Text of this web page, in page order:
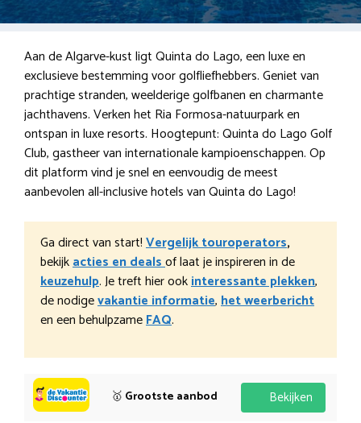
Aan de Algarve-kust ligt Quinta do Lago, een luxe en
exclusieve bestemming voor golfliefhebbers. Geniet van
prachtige stranden, weelderige golfbanen en charmante
jachthavens. Verken het Ria Formosa-natuurpark en
ontspan in luxe resorts. Hoogtepunt: Quinta do Lago Golf
Club, gastheer van internationale kampioenschappen. Op
dit platform vind je snel en eenvoudig de meest
aanbevolen all-inclusive hotels van Quinta do Lago!
Ga direct van start!Vergelijk touroperators,
bekijkacties en dealsof laat je inspireren in de
keuzehulp. Je treft hier ookinteressante plekken,
de nodigevakantie informatie,het weerbericht
en een behulpzameFAQ.
🥇 Grootste aanbod Bekijken